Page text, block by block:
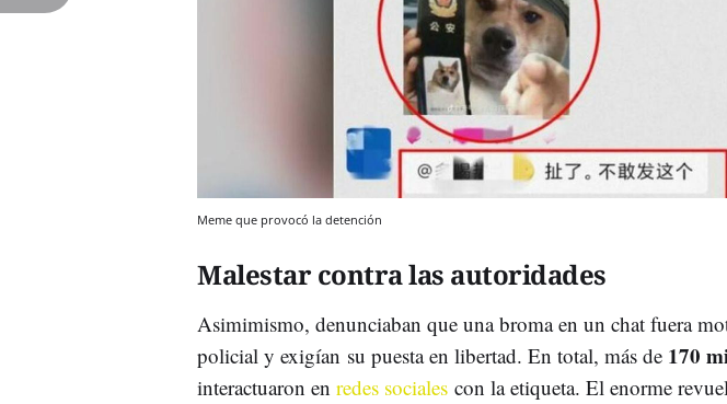
Meme que provocó la detención
Malestar contra las autoridades
Asimimismo, denunciaban que una broma en un chat fuera
policial y exigían su puesta en libertad. En total, más de 170
interactuaron en redes sociales con la etiqueta. El enorme